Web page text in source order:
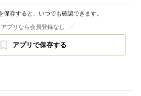
保存すると、いつでも確認できます。
アプリなら会員登録なし
アプリで保存する